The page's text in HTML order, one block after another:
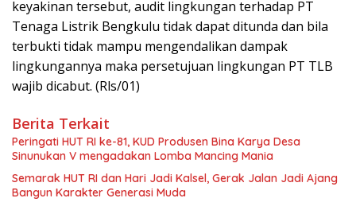
keyakinan tersebut, audit lingkungan terhadap PT
Tenaga Listrik Bengkulu tidak dapat ditunda dan bila
terbukti tidak mampu mengendalikan dampak
lingkungannya maka persetujuan lingkungan PT TLB
wajib dicabut. (Rls/01)
Berita Terkait
Peringati HUT RI ke-81, KUD Produsen Bina Karya Desa
Sinunukan V mengadakan Lomba Mancing Mania
Semarak HUT RI dan Hari Jadi Kalsel, Gerak Jalan Jadi Ajang
Bangun Karakter Generasi Muda